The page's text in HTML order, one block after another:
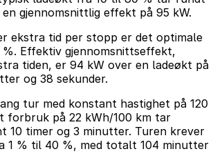
gjennomsnittlig effekt på 95 kW.
ekstra tid per stopp er det optimale
%. Effektiv gjennomsnittseffekt,
tiden, er 94 kW over en ladeøkt på
og 38 sekunder.
tur med konstant hastighet på 120
forbruk på 22 kWh/100 km tar
10 timer og 3 minutter. Turen krever
1 % til 40 %, med totalt 104 minutter